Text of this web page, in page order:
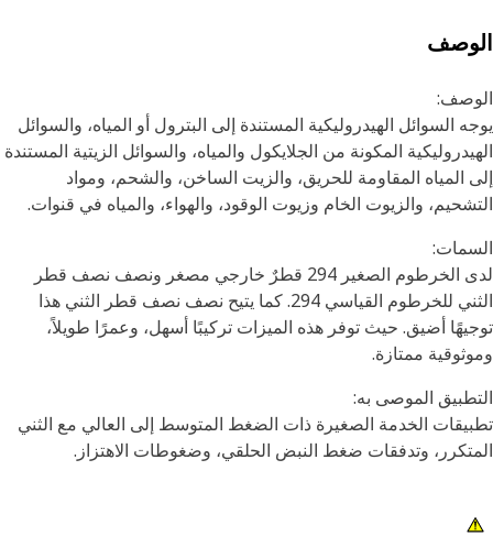
السوائل الهيدروليكية المستندة إلى البترول أو المياه، والسوائل
المكونة من الجلايكول والمياه، والسوائل الزيتية المستندة
المياه المقاومة للحريق، والزيت الساخن، والشحم، ومواد
والزيوت الخام وزيوت الوقود، والهواء، والمياه في قنوات.
لدى الخرطوم الصغير 294 قطرٌ خارجي مصغر ونصف نصف قطر
الثني للخرطوم القياسي 294. كما يتيح نصف نصف قطر الثني هذا
أضيق. حيث توفر هذه الميزات تركيبًا أسهل، وعمرًا طويلاً،
ممتازة.‬
الموصى به:
الخدمة الصغيرة ذات الضغط المتوسط إلى العالي مع الثني
وتدفقات ضغط النبض الحلقي، وضغوطات الاهتزاز.‬